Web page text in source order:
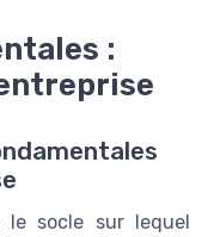
:
le socle sur lequel